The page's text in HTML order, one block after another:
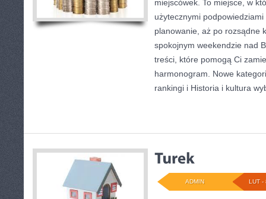
miejscówek. To miejsce, w
użytecznymi
planowanie, aż po rozsądne
spokojnym weekendzie nad
treści, które pomogą Ci
harmonogram. Nowe
rankingi i Historia i kultura
LUT -
ADMIN